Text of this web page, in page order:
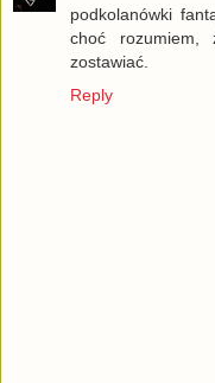
podkolanówki
choć
zostawiać.
Reply